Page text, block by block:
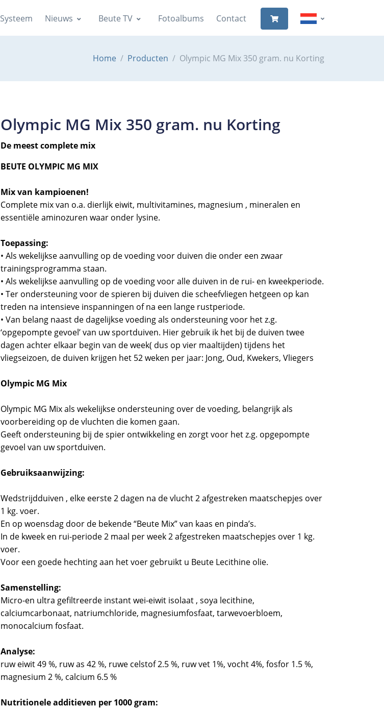
Systeem Nieuws Beute TV Fotoalbums Contact
Home Producten Olympic MG Mix 350 gram. nu Korting
Olympic MG Mix 350 gram. nu Korting
De meest complete mix
BEUTE OLYMPIC MG MIX
Mix van kampioenen!
Complete mix van o.a. dierlijk eiwit, multivitamines, magnesium , mineralen en
essentiële aminozuren waar onder lysine.
Toepassing:
• Als wekelijkse aanvulling op de voeding voor duiven die onder een zwaar
trainingsprogramma staan.
• Als wekelijkse aanvulling op de voeding voor alle duiven in de rui- en kweekperiode.
• Ter ondersteuning voor de spieren bij duiven die scheefvliegen hetgeen op kan
treden na intensieve inspanningen of na een lange rustperiode.
• Van belang naast de dagelijkse voeding als ondersteuning voor het z.g.
‘opgepompte gevoel’ van uw sportduiven. Hier gebruik ik het bij de duiven twee
dagen achter elkaar begin van de week( dus op vier maaltijden) tijdens het
vliegseizoen, de duiven krijgen het 52 weken per jaar: Jong, Oud, Kwekers, Vliegers
Olympic MG Mix
Olympic MG Mix als wekelijkse ondersteuning over de voeding, belangrijk als
voorbereiding op de vluchten die komen gaan.
Geeft ondersteuning bij de spier ontwikkeling en zorgt voor het z.g. opgepompte
gevoel van uw sportduiven.
Gebruiksaanwijzing:
Wedstrijdduiven , elke eerste 2 dagen na de vlucht 2 afgestreken maatschepjes over
1 kg. voer.
En op woensdag door de bekende “Beute Mix” van kaas en pinda’s.
In de kweek en rui-periode 2 maal per week 2 afgestreken maatschepjes over 1 kg.
voer.
Voor een goede hechting aan het voer gebruikt u Beute Lecithine olie.
Samenstelling:
Micro-en ultra gefiltreerde instant wei-eiwit isolaat , soya lecithine,
calciumcarbonaat, natriumchloride, magnesiumfosfaat, tarwevoerbloem,
monocalcium fosfaat.
Analyse:
ruw eiwit 49 %, ruw as 42 %, ruwe celstof 2.5 %, ruw vet 1%, vocht 4%, fosfor 1.5 %,
magnesium 2 %, calcium 6.5 %
Nutritionele additieven per 1000 gram: